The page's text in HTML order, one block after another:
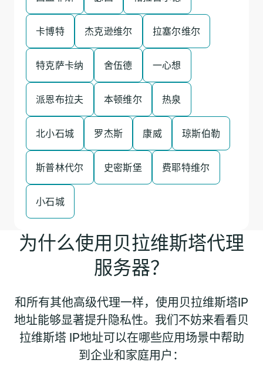
卡博特 杰克逊维尔 拉塞尔维尔
特克萨卡纳 舍伍德 一心想
派恩布拉夫 本顿维尔 热泉
北小石城 罗杰斯 康威 琼斯伯勒
斯普林代尔 史密斯堡 费耶特维尔
小石城
为什么使用贝拉维斯塔代理
服务器？
和所有其他高级代理一样，使用贝拉维斯塔IP
地址能够显著提升隐私性。我们不妨来看看贝
拉维斯塔 IP地址可以在哪些应用场景中帮助
到企业和家庭用户：